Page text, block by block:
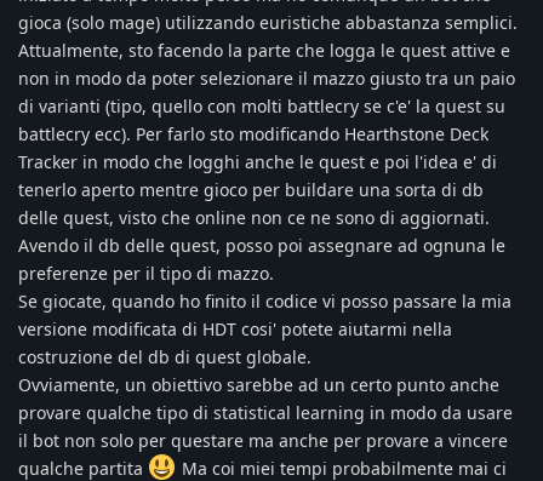
gioca (solo mage) utilizzando euristiche abbastanza semplici.
Attualmente, sto facendo la parte che logga le quest attive e
non in modo da poter selezionare il mazzo giusto tra un paio
di varianti (tipo, quello con molti battlecry se c'e' la quest su
battlecry ecc). Per farlo sto modificando Hearthstone Deck
Tracker in modo che logghi anche le quest e poi l'idea e' di
tenerlo aperto mentre gioco per buildare una sorta di db
delle quest, visto che online non ce ne sono di aggiornati.
Avendo il db delle quest, posso poi assegnare ad ognuna le
preferenze per il tipo di mazzo.
Se giocate, quando ho finito il codice vi posso passare la mia
versione modificata di HDT cosi' potete aiutarmi nella
costruzione del db di quest globale.
Ovviamente, un obiettivo sarebbe ad un certo punto anche
provare qualche tipo di statistical learning in modo da usare
il bot non solo per questare ma anche per provare a vincere
qualche partita
Ma coi miei tempi probabilmente mai ci